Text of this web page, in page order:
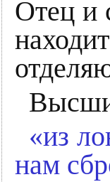
Отец и
«из
нам